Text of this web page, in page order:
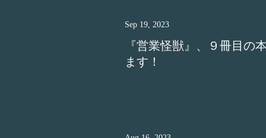
Sep 19, 2023
『営業怪獣』、９冊目の
ます！